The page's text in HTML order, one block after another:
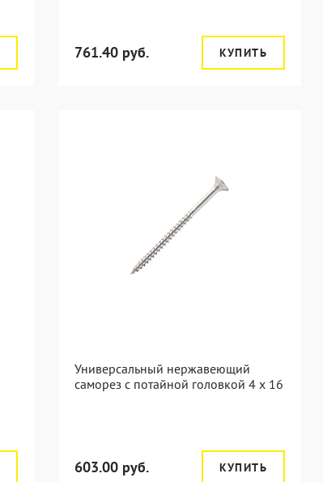
761.40 руб. КУПИТЬ
Универсальный нержавеющий
саморез с потайной головкой 4 x 16
603.00 руб. КУПИТЬ